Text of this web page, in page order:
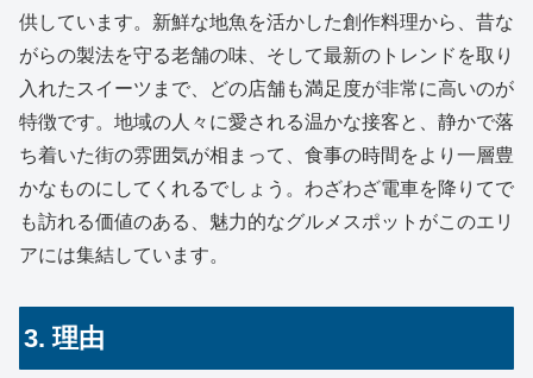
供しています。新鮮な地魚を活かした創作料理から、昔な
がらの製法を守る老舗の味、そして最新のトレンドを取り
入れたスイーツまで、どの店舗も満足度が非常に高いのが
特徴です。地域の人々に愛される温かな接客と、静かで落
ち着いた街の雰囲気が相まって、食事の時間をより一層豊
かなものにしてくれるでしょう。わざわざ電車を降りてで
も訪れる価値のある、魅力的なグルメスポットがこのエリ
アには集結しています。
3. 理由